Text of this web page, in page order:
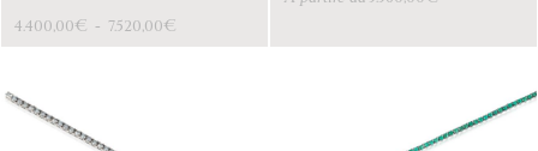
4.400,00€ - 7.520,00€